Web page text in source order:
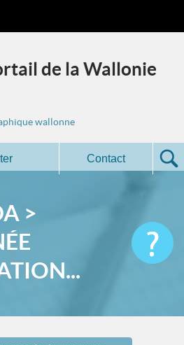
de la Wallonie
wallonne
Contact
>